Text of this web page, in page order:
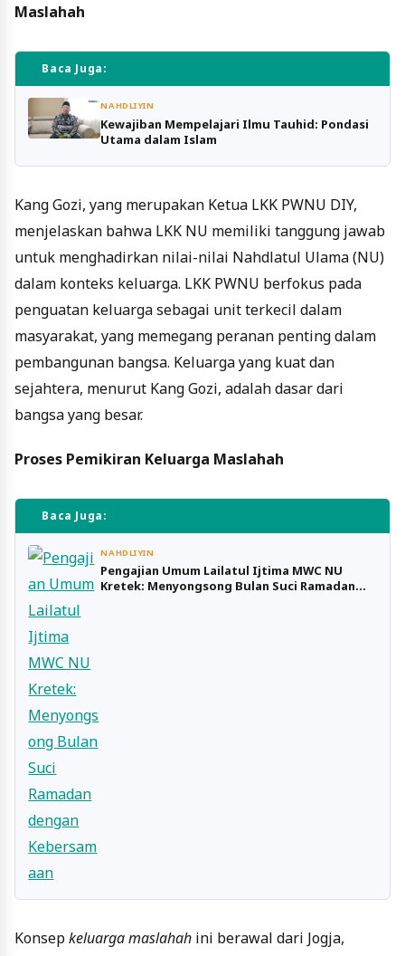
Maslahah
Baca Juga:
NAHDLIYIN
Kewajiban Mempelajari Ilmu Tauhid: Pondasi
Utama dalam Islam
Kang Gozi, yang merupakan Ketua LKK PWNU DIY,
menjelaskan bahwa LKK NU memiliki tanggung jawab
untuk menghadirkan nilai-nilai Nahdlatul Ulama (NU)
dalam konteks keluarga. LKK PWNU berfokus pada
penguatan keluarga sebagai unit terkecil dalam
masyarakat, yang memegang peranan penting dalam
pembangunan bangsa. Keluarga yang kuat dan
sejahtera, menurut Kang Gozi, adalah dasar dari
bangsa yang besar.
Proses Pemikiran Keluarga Maslahah
Baca Juga:
NAHDLIYIN
Pengajian Umum Lailatul Ijtima MWC NU
Kretek: Menyongsong Bulan Suci Ramadan
Konsepkeluarga maslahah ini berawal dari Jogja,